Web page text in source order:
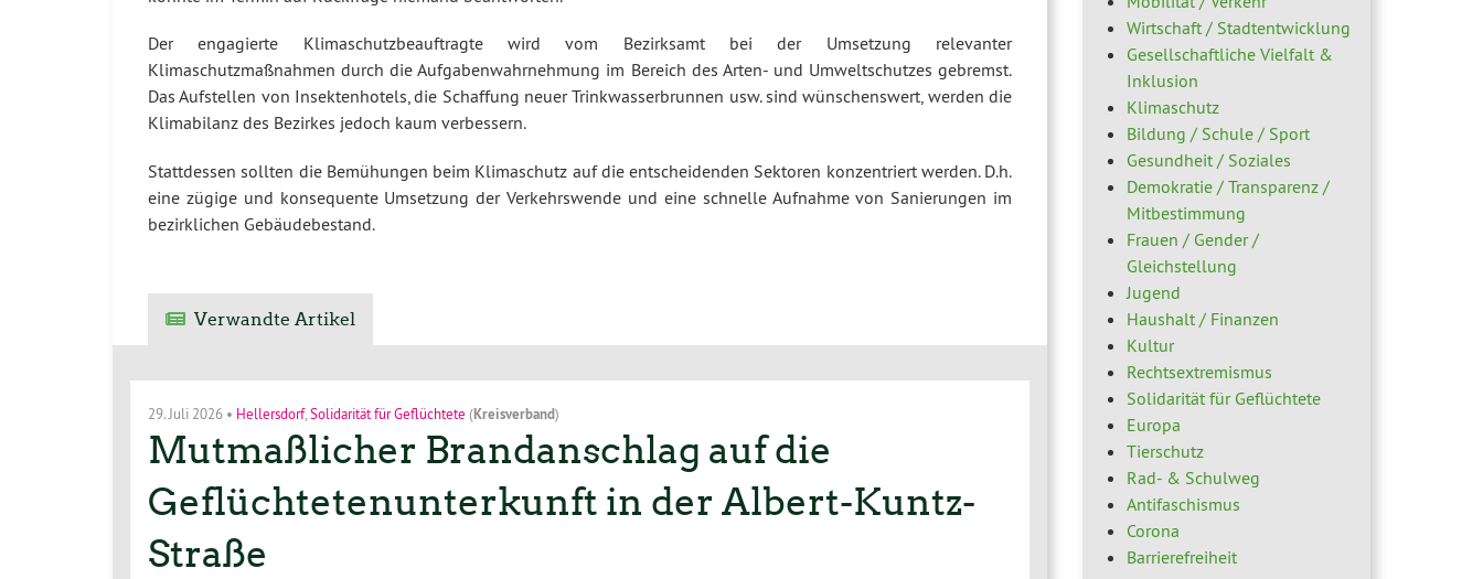
Der engagierte Klimaschutzbeauftragte wird vom Bezirksamt bei der Umsetzung relevanter
Klimaschutzmaßnahmen durch die Aufgabenwahrnehmung im Bereich des Arten- und Umweltschutzes gebremst.
Das Aufstellen von Insektenhotels, die Schaffung neuer Trinkwasserbrunnen usw. sind wünschenswert, werden die
Klimabilanz des Bezirkes jedoch kaum verbessern.
Stattdessen sollten die Bemühungen beim Klimaschutz auf die entscheidenden Sektoren konzentriert werden. D.h.
eine zügige und konsequente Umsetzung der Verkehrswende und eine schnelle Aufnahme von Sanierungen im
bezirklichen Gebäudebestand.
Verwandte Artikel
29. Juli 2026 • Hellersdorf, Solidarität für Geflüchtete (Kreisverband)
Mutmaßlicher Brandanschlag auf die
Geflüchtetenunterkunft in der Albert-Kuntz-
Straße
Wirtschaft / Stadtentwicklung
Gesellschaftliche Vielfalt &
Inklusion
Klimaschutz
Bildung / Schule / Sport
Gesundheit / Soziales
Demokratie / Transparenz /
Mitbestimmung
Frauen / Gender /
Gleichstellung
Jugend
Haushalt / Finanzen
Kultur
Rechtsextremismus
Solidarität für Geflüchtete
Europa
Tierschutz
Rad- & Schulweg
Antifaschismus
Corona
Barrierefreiheit